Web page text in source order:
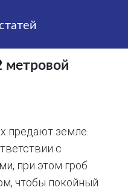
метровой
предают земле.
с
при этом гроб
чтобы покойный